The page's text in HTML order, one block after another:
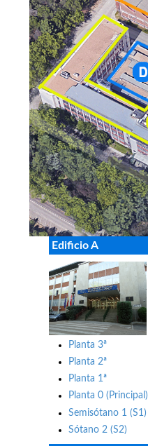
Edificio A
Planta 3ª
Planta 2ª
Planta 1ª
Planta 0 (Principal)
Semisótano 1 (S1)
Sótano 2 (S2)